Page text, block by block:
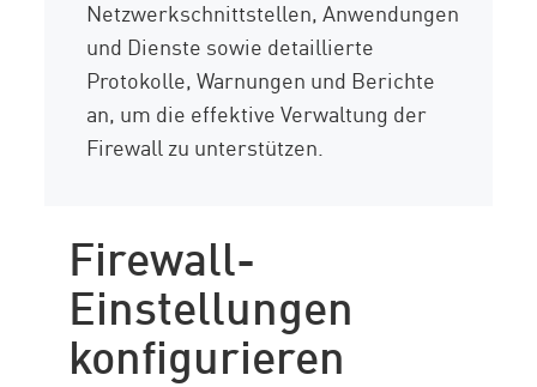
Netzwerkschnittstellen, Anwendungen
und Dienste sowie detaillierte
Protokolle, Warnungen und Berichte
an, um die effektive Verwaltung der
Firewall zu unterstützen.
Firewall-
Einstellungen
konfigurieren